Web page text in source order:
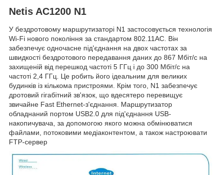
Netis AC1200 N1
У бездротовому маршрутизаторі N1 застосовується технологія
Wi-Fi нового покоління за стандартом 802.11AC. Він
забезпечує одночасне під'єднання на двох частотах за
швидкості бездротового передавання даних до 867 Мбіт/с на
захищеній від перешкод частоті 5 ГГц і до 300 Мбіт/с на
частоті 2,4 ГГц. Це робить його ідеальним для великих
будинків із кількома пристроями. Крім того, N1 забезпечує
дротовий гігабітний зв'язок, що вдесятеро перевищує
звичайне Fast Ethernet-з'єднання. Маршрутизатор
обладнаний портом USB2.0 для під'єднання USB-
накопичувача, за допомогою якого можна обмінюватися
файлами, потоковими медіаконтентом, а також настроювати
FTP-сервер